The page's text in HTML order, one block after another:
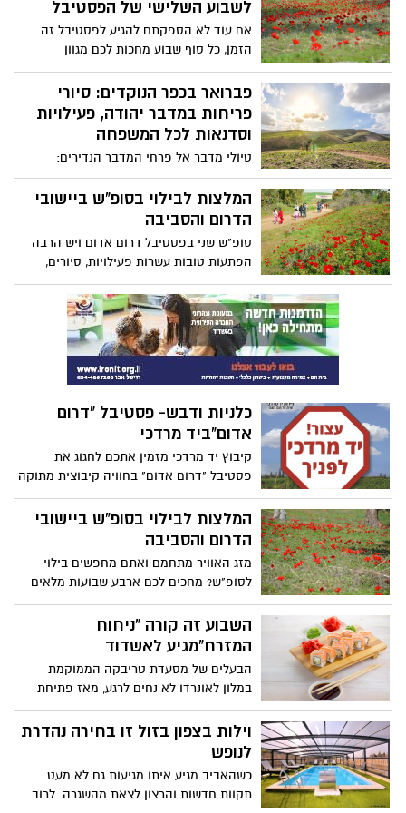
לשבוע השלישי של הפסטיבל
אם עוד לא הספקתם להגיע לפסטיבל זה
הזמן, כל סוף שבוע מחכות לכם מגוון
אטרקציות בכל פינה ביישוב הדרום, ריכזנו
בכתבה את ההופעות ,המסלולים , אזורי
פריחה קבלת שבת ומירוץ כלניות תהנו!
פברואר בכפר הנוקדים: סיורי
פריחות במדבר יהודה, פעילויות
וסדנאות לכל המשפחה
טיולי מדבר אל פרחי המדבר הנדירים:
"ציפורני חתול", "חילמית", "זמזומית המדבר"
ועוד. מידי שבת בבוקר במהלך חודש פברואר
יתקיימו סיורים מודרכים לקהל הרחב אחר
סיור שיטפונות בליווי מדריכים מקצועיים כדי
לצפות במחזה המרהיב ובנחלים ובגבים
המלאים כל שבת במהלך חודש פברואר,
יציאה ב 10:00 בבוקר מכפר הנוקדים.
המלצות לבילוי בסופ"ש ביישובי
הדרום והסביבה
סופ"ש שני בפסטיבל דרום אדום ויש הרבה
הפתעות טובות עשרות פעילויות, סיורים,
שווקים, אטרקציות לכל המשפחה ואפשר
להגיד שכבר ניתן לראות כלניות והכל קרוב
לבית, רק תבחרו ותהנו.
כלניות ודבש- פסטיבל "דרום
אדום"ביד מרדכי
קיבוץ יד מרדכי מזמין אתכם לחגוג את
פסטיבל "דרום אדום" בחוויה קיבוצית מתוקה
לכול המשפחה. במסגרת הפסטיבל יוכלו
המבקרים ליהנות בכל שישבת מביקור בבית
הדבש, פתיחת כוורת וטעימת דבש, יצירת נר
בקיבוץ, יוכלו המבקרים לבקר בשמורת
כרמייה הסמוכה, שם יש ריכוז של פריחת
כלניות.
המלצות לבילוי בסופ"ש ביישובי
הדרום והסביבה
מזג האוויר מתחמם ואתם מחפשים בילוי
לסופ"ש? מחכים לכם ארבע שבועות מלאים
בפעילויות החל משישי שבת הקרובים, עשרות
פעילויות, סיורים, שווקים, אטרקציות לכל
המשפחה וגולת הכותרת פריחה מרהיבה של
השבוע זה קורה "ניחוח
המזרח"מגיע לאשדוד
הבעלים של מסעדת טריבקה הממוקמת
במלון לאונרדו לא נחים לרגע, מאז פתיחת
המסעדה הם מביאים רעיונות ייחודים טעמים
ושלל הפתעות למי שמחפש ליהנות מארוחה
ויותר.
וילות בצפון בזול זו בחירה נהדרת
לנופש
כשהאביב מגיע איתו מגיעות גם לא מעט
תקוות חדשות והרצון לצאת מהשגרה. לרוב